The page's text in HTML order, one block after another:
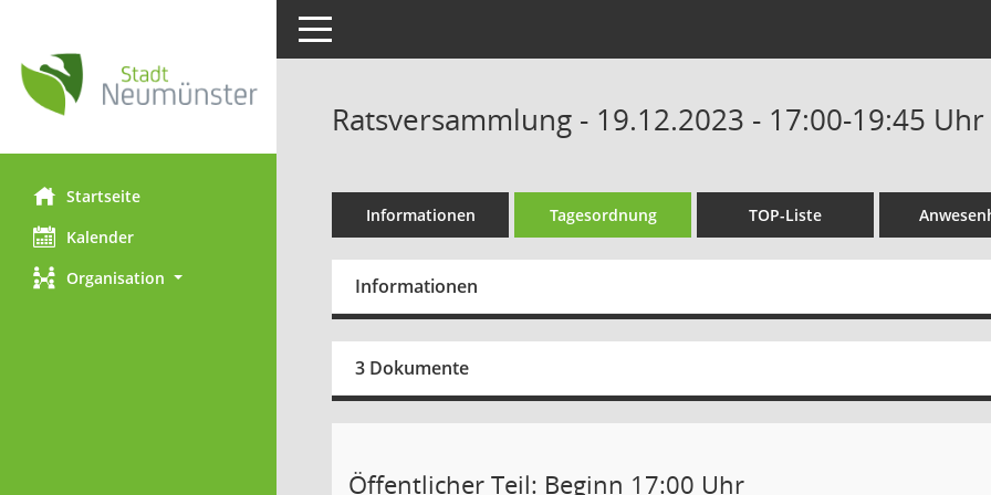
Startseite
Kalender
Organisation
Toggle navigation
Ratsversammlung - 19.12.2023 - 17:00-19:45 Uhr
Informationen Tagesordnung TOP-Liste
Informationen
3 Dokumente
Öffentlicher Teil: Beginn 17:00 Uhr